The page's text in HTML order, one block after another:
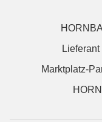
Marktplatz-